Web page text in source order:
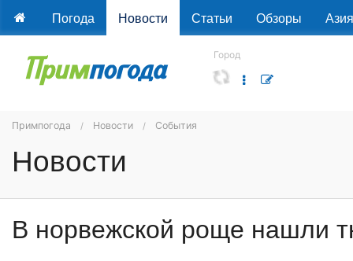
Погода Новости Статьи Обзоры Азия
Город
Примпогода Новости События
Новости
В норвежской роще нашли